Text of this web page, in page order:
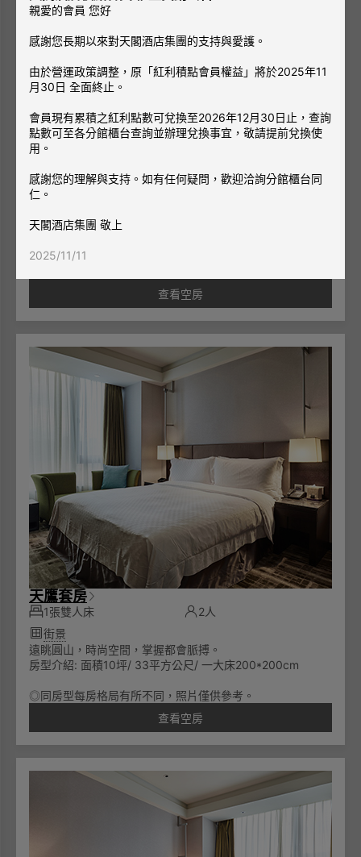
寰宇客房
1張雙人床
2人
街景
鬆弛。
查看空房
天鷹套房
1張雙人床
2人
街景
遠眺圓山，時尚空間，掌握都會脈搏。
房型介紹: 面積10坪/ 33平方公尺/ 一大床200*200cm
◎同房型每房格局有所不同，照片僅供參考。
查看空房
親愛的會員 您好
感謝您長期以來對天閣酒店集團的支持與愛護。
由於營運政策調整，原「紅利積點會員權益」將於2025年11
月30日 全面終止。
會員現有累積之紅利點數可兌換至2026年12月30日止，查詢
點數可至各分館櫃台查詢並辦理兌換事宜，敬請提前兌換使
用。
感謝您的理解與支持。如有任何疑問，歡迎洽詢分館櫃台同
仁。
天閣酒店集團 敬上
2025/11/11